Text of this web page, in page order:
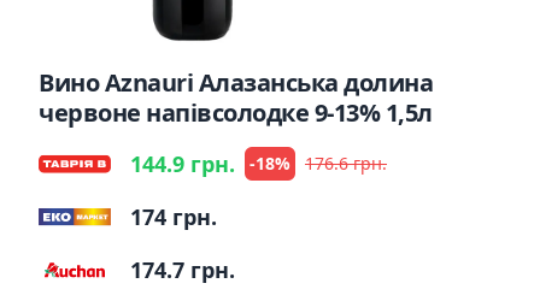
Вино Aznauri Алазанська долина
червоне напівсолодке 9-13% 1,5л
144.9 грн. -18% 176.6 грн.
174 грн.
174.7 грн.